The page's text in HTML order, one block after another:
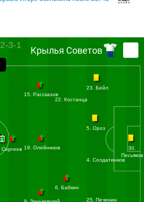
3-1 Крылья Советов
30.
Песьяков
25. Печенин
23. Бейл
15. Рассказов
5. Ороз
4. Солдатенков
22. Костанца
19. Олейников
6. Бабкин
Сергеев